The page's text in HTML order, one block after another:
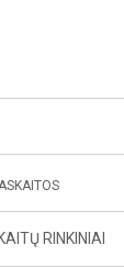
RINKINIAI